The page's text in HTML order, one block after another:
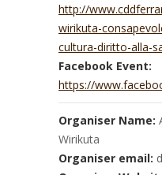
http://
wirikuta-
cultura-diritto-alla-
Facebook Event:
https://
Organiser Name:
Wirikuta
Organiser email: